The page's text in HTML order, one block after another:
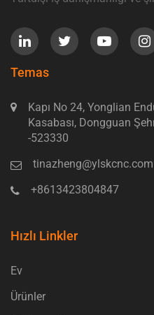
Temas
Kapı No 24, Yonglian
Kasabası, Dongguan
-523330
tinazheng@ylskcnc.com
+8613423804847
Hızlı Linkler
Ev
Ürünler